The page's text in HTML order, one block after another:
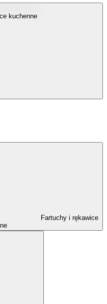
kuchenne
Fartuchy i rękawice